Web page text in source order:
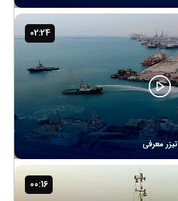
تیزر معرفی
02:24
00:16